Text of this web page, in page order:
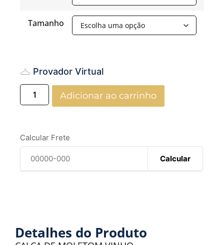
Tamanho
Provador Virtual
Adicionar ao carrinho
Calcular Frete
Calcular
Detalhes do Produto